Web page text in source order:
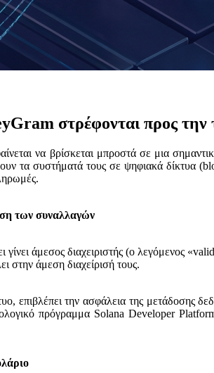
στρέφονται προς την
να βρίσκεται μπροστά σε μια
τα συστήματά τους σε ψηφιακά δίκτυα
των συναλλαγών
άμεσος διαχειριστής (ο λεγόμενος
στην άμεση διαχείρισή τους.
επιβλέπει την ασφάλεια της μετάδοσης
πρόγραμμα Solana Developer